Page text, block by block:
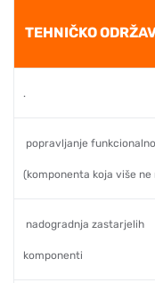
TEHNIČKO
.
popravljanje
(komponenta koja više ne
nadogradnja zastarjelih
komponenti